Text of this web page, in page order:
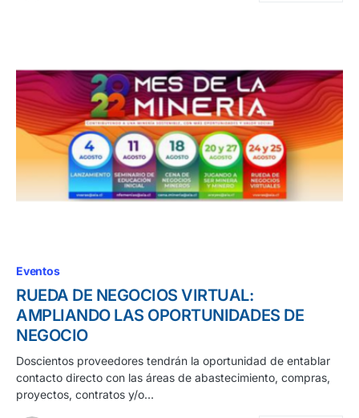
Eventos
RUEDA DE NEGOCIOS VIRTUAL:
AMPLIANDO LAS OPORTUNIDADES DE
NEGOCIO
Doscientos proveedores tendrán la oportunidad de entablar
contacto directo con las áreas de abastecimiento, compras,
proyectos, contratos y/o…